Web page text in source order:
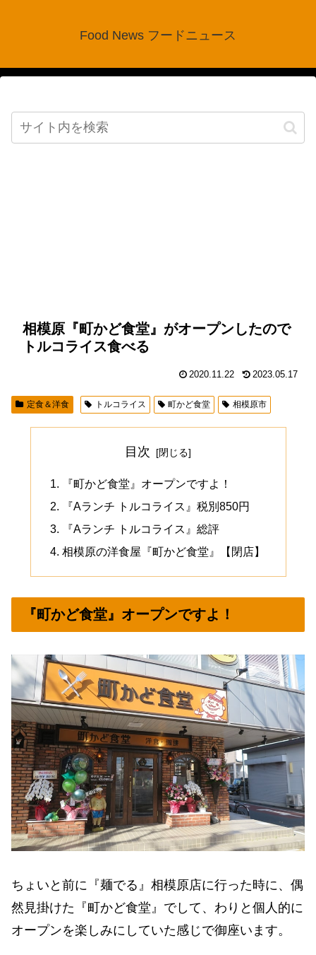
Food News フードニュース
相模原『町かど食堂』がオープンしたので
トルコライス食べる
2020.11.22 2023.05.17
定食＆洋食 トルコライス 町かど食堂 相模原市
目次
『町かど食堂』オープンですよ！
『Aランチ トルコライス』税別850円
『Aランチ トルコライス』総評
相模原の洋食屋『町かど食堂』【閉店】
『町かど食堂』オープンですよ！
ちょいと前に『麺でる』相模原店に行った時に、偶
然見掛けた『町かど食堂』でして、わりと個人的に
オープンを楽しみにしていた感じで御座います。